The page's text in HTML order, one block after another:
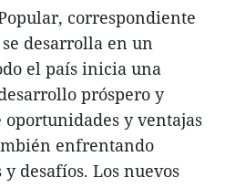
correspondiente
desarrolla en un
el país inicia una
próspero y
oportunidades y ventajas
enfrentando
desafíos. Los nuevos